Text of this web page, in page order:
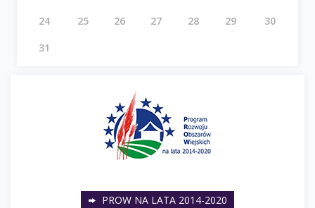
PROW NA LATA 2014-2020
24
25 26 27 28 29
30
31